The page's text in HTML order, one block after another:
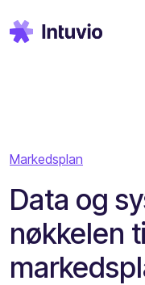
Markedsplan
Data og
nøkkelen